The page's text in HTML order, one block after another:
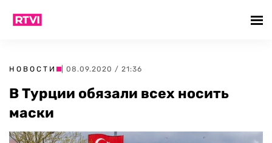
НОВОСТИ | 08.09.2020 / 21:36
В Турции обязали всех носить
маски